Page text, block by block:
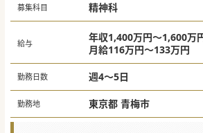
募集科目 精神科
給与
年収1,400万円～1,600万
月給116万円～133万円
勤務日数 週4～5日
勤務地 東京都 青梅市